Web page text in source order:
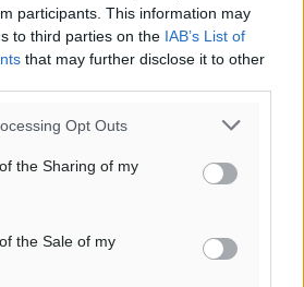
participants. This information may
to third parties on the IAB’s List of
that may further disclose it to other
Opt Outs
the Sharing of my
the Sale of my
ειδήσεων
Κάσου και Καρπάθου
4 ώρες
της Κω